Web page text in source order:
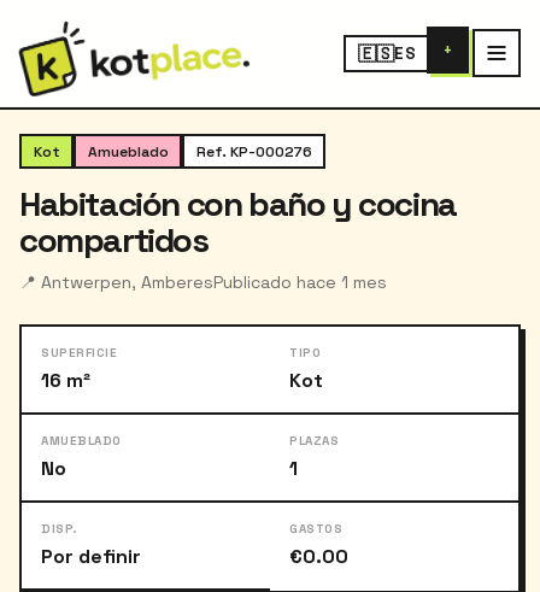
🇪🇸ES +
‹ ›
Kot Amueblado Ref. KP-000276
Habitación con baño y cocina
compartidos
📍 Antwerpen, AmberesPublicado hace 1 mes
SUPERFICIE
16 m²
TIPO
Kot
AMUEBLADO
No
PLAZAS
1
DISP.
Por definir
GASTOS
€0.00